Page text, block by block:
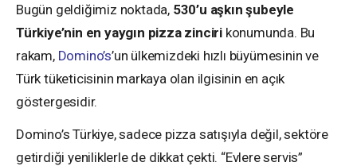
Bugün geldiğimiz noktada, 530’u aşkın şubeyle
Türkiye’nin en yaygın pizza zinciri konumunda. Bu
rakam, Domino’s’un ülkemizdeki hızlı büyümesinin ve
Türk tüketicisinin markaya olan ilgisinin en açık
göstergesidir.
Domino’s Türkiye, sadece pizza satışıyla değil, sektöre
getirdiği yeniliklerle de dikkat çekti. “Evlere servis”